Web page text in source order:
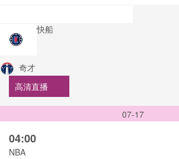
快船
奇才
高清直播
07-17
04:00
NBA